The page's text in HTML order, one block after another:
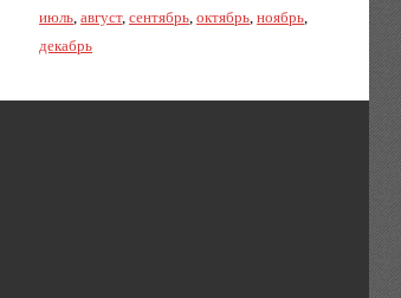
июль,август,сентябрь,октябрь,ноябрь,
декабрь